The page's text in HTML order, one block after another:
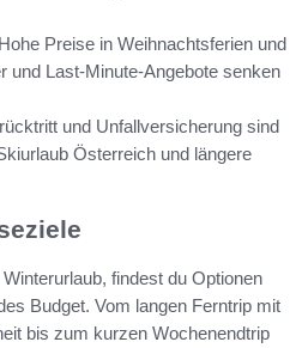
Preise in Weihnachtsferien und
und Last-Minute-Angebote senken
und Unfallversicherung sind
Österreich und längere
findest du Optionen
Budget. Vom langen Ferntrip mit
bis zum kurzen Wochenendtrip